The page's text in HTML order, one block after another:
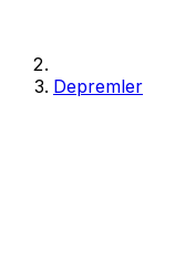
Depremler